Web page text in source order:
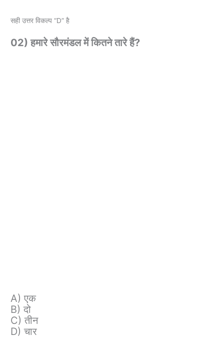
सही उत्तर विकल्प “D” है
02) हमारे सौरमंडल में कितने तारे हैं?
A) एक
B) दो
C) तीन
D) चार